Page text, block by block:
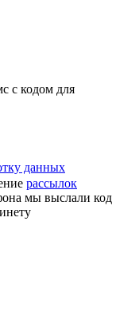
с кодом для
данных
рассылок
мы выслали код